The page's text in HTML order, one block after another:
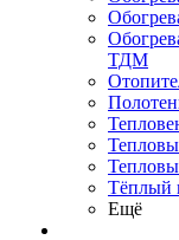
ТДМ
Тёплый
Ещё